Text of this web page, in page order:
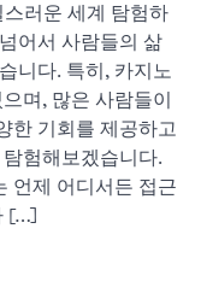
러운 세계 탐험하
어서 사람들의 삶
니다. 특히, 카지노
며, 많은 사람들이
한 기회를 제공하고
험해보겠습니다.
언제 어디서든 접근
[…]